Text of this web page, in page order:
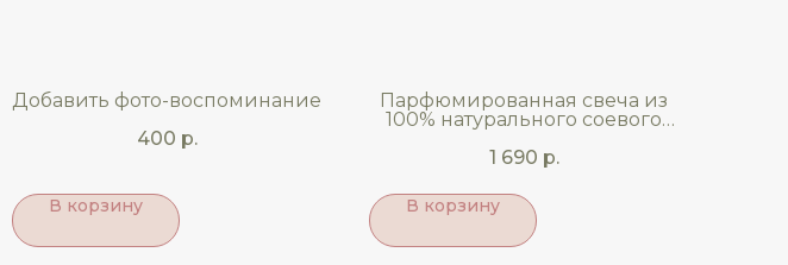
Добавить фото-воспоминание
400 р.
В корзину
Парфюмированная свеча из
100% натурального соевого
1 690 р.
В корзину